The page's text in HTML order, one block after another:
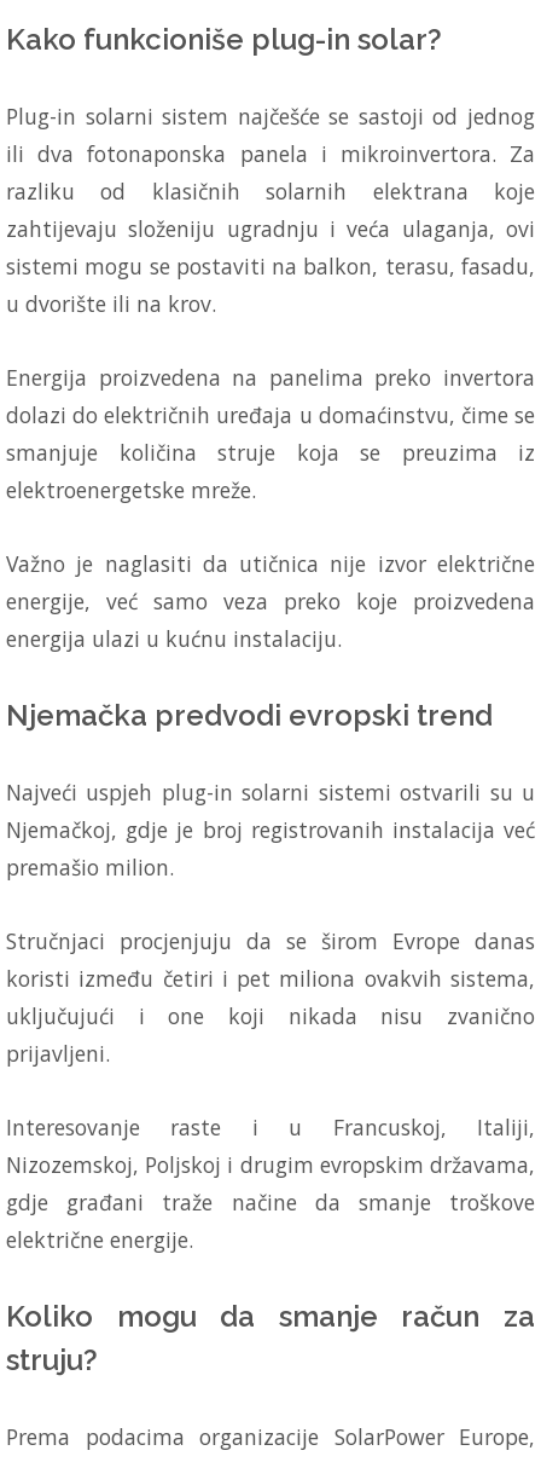
Kako funkcioniše plug-in solar?
Plug-in solarni sistem najčešće se sastoji od jednog
ili dva fotonaponska panela i mikroinvertora. Za
razliku od klasičnih solarnih elektrana koje
zahtijevaju složeniju ugradnju i veća ulaganja, ovi
sistemi mogu se postaviti na balkon, terasu, fasadu,
u dvorište ili na krov.
Energija proizvedena na panelima preko invertora
dolazi do električnih uređaja u domaćinstvu, čime se
smanjuje količina struje koja se preuzima iz
elektroenergetske mreže.
Važno je naglasiti da utičnica nije izvor električne
energije, već samo veza preko koje proizvedena
energija ulazi u kućnu instalaciju.
Njemačka predvodi evropski trend
Najveći uspjeh plug-in solarni sistemi ostvarili su u
Njemačkoj, gdje je broj registrovanih instalacija već
premašio milion.
Stručnjaci procjenjuju da se širom Evrope danas
koristi između četiri i pet miliona ovakvih sistema,
uključujući i one koji nikada nisu zvanično
prijavljeni.
Interesovanje raste i u Francuskoj, Italiji,
Nizozemskoj, Poljskoj i drugim evropskim državama,
gdje građani traže načine da smanje troškove
električne energije.
Koliko mogu da smanje račun za
struju?
Prema podacima organizacije SolarPower Europe,